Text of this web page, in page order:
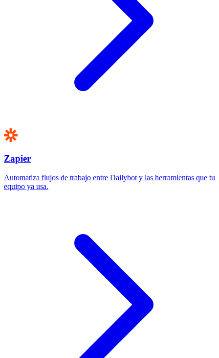
Zapier
Automatiza flujos de trabajo entre Dailybot y las herramientas que tu
equipo ya usa.